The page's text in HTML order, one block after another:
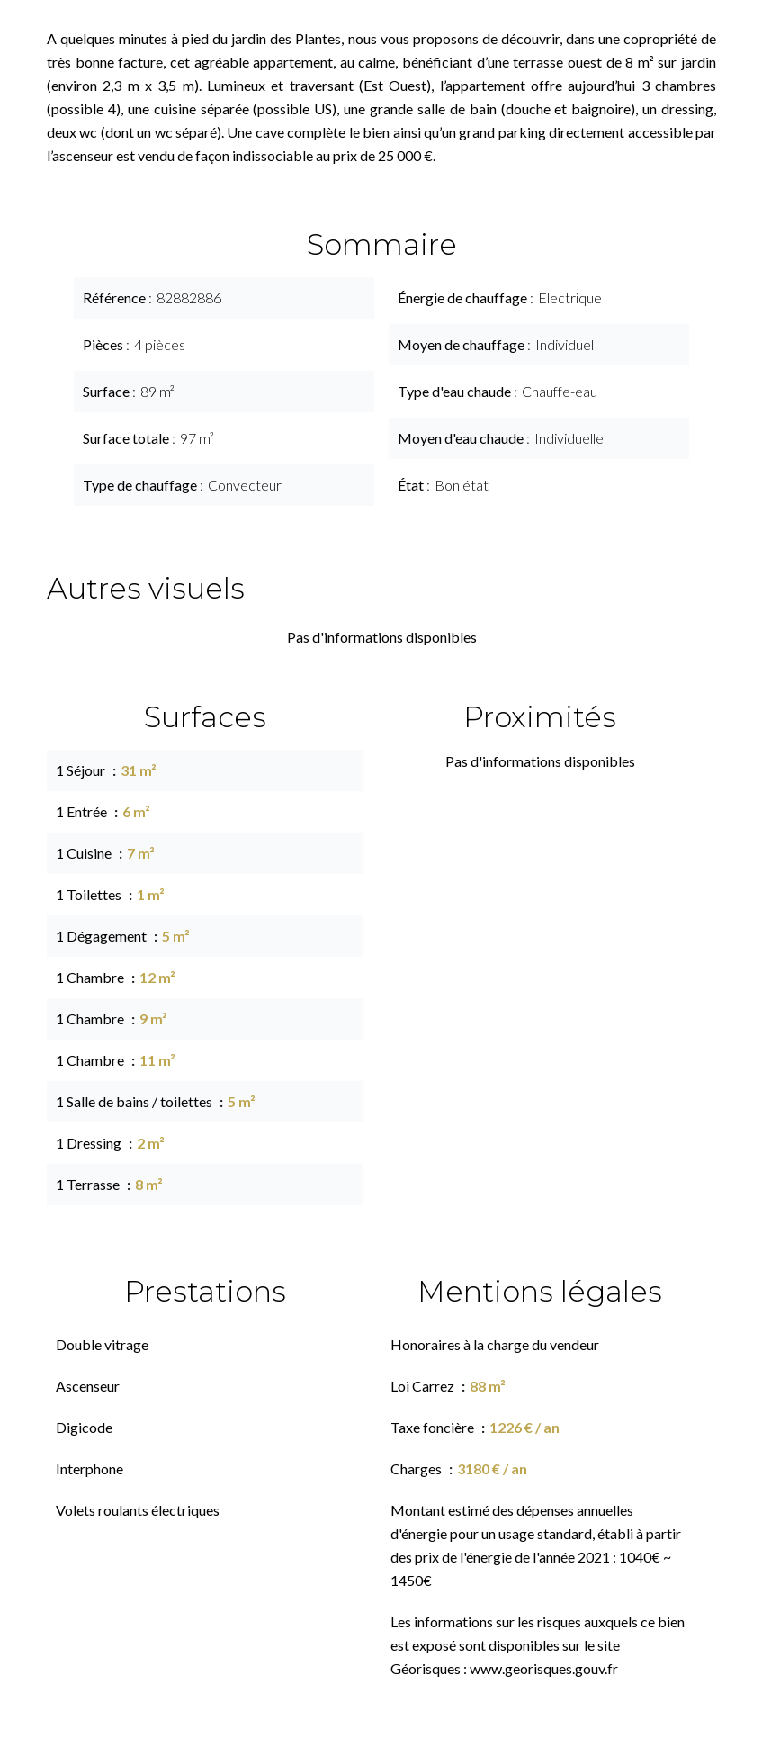
A quelques minutes à pied du jardin des Plantes, nous vous proposons de découvrir, dans une copropriété de
très bonne facture, cet agréable appartement, au calme, bénéficiant d’une terrasse ouest de 8 m² sur jardin
(environ 2,3 m x 3,5 m). Lumineux et traversant (Est Ouest), l’appartement offre aujourd’hui 3 chambres
(possible 4), une cuisine séparée (possible US), une grande salle de bain (douche et baignoire), un dressing,
deux wc (dont un wc séparé). Une cave complète le bien ainsi qu’un grand parking directement accessible par
l’ascenseur est vendu de façon indissociable au prix de 25 000 €.
Sommaire
Référence 82882886
Pièces 4 pièces
Surface 89 m²
Surface totale 97 m²
Type de chauffage Convecteur
Énergie de chauffage Electrique
Moyen de chauffage Individuel
Type d'eau chaude Chauffe-eau
Moyen d'eau chaude Individuelle
État Bon état
Autres visuels
Pas d'informations disponibles
Surfaces
1 Séjour 31 m²
1 Entrée 6 m²
1 Cuisine 7 m²
1 Toilettes 1 m²
1 Dégagement 5 m²
1 Chambre 12 m²
1 Chambre 9 m²
1 Chambre 11 m²
1 Salle de bains / toilettes 5 m²
1 Dressing 2 m²
1 Terrasse 8 m²
Proximités
Pas d'informations disponibles
Prestations
Double vitrage
Ascenseur
Digicode
Interphone
Volets roulants électriques
Mentions légales
Honoraires à la charge du vendeur
Loi Carrez 88 m²
Taxe foncière 1226 € / an
Charges 3180 € / an
Montant estimé des dépenses annuelles
d'énergie pour un usage standard, établi à partir
des prix de l'énergie de l'année 2021 : 1040€ ~
1450€
Les informations sur les risques auxquels ce bien
est exposé sont disponibles sur le site
Géorisques : www.georisques.gouv.fr